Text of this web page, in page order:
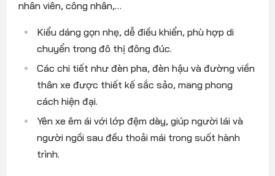
nhân viên, công nhân,…
Kiểu dáng gọn nhẹ, dễ điều khiển, phù hợp di
chuyển trong đô thị đông đúc.
Các chi tiết như đèn pha, đèn hậu và đường viền
thân xe được thiết kế sắc sảo, mang phong
cách hiện đại.
Yên xe êm ái với lớp đệm dày, giúp người lái và
người ngồi sau đều thoải mái trong suốt hành
trình.